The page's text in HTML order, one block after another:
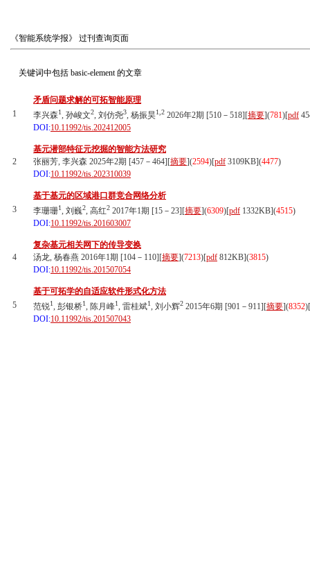
《智能系统学报》 过刊查询页面
关键词中包括 basic-element的文章
1
矛盾问题求解的可拓智能原理
李兴森1, 孙峻文2, 刘仿尧3, 杨振昊1,2 2026年2期 [510－518][摘要](781)[pdf
DOI:10.11992/tis.202412005
2
基元潜部特征元挖掘的智能方法研究
张丽芳, 李兴森 2025年2期 [457－464][摘要](2594)[pdf 3109KB](4477)
DOI:10.11992/tis.202310039
3
基于基元的区域港口群竞合网络分析
李珊珊1, 刘巍2, 高红2 2017年1期 [15－23][摘要](6309)[pdf 1332KB](4515)
DOI:10.11992/tis.201603007
4
复杂基元相关网下的传导变换
汤龙, 杨春燕 2016年1期 [104－110][摘要](7213)[pdf 812KB](3815)
DOI:10.11992/tis.201507054
5
基于可拓学的自适应软件形式化方法
范锐1, 彭银桥1, 陈月峰1, 雷桂斌1, 刘小辉2 2015年6期 [901－911][摘要](8352)[
DOI:10.11992/tis.201507043